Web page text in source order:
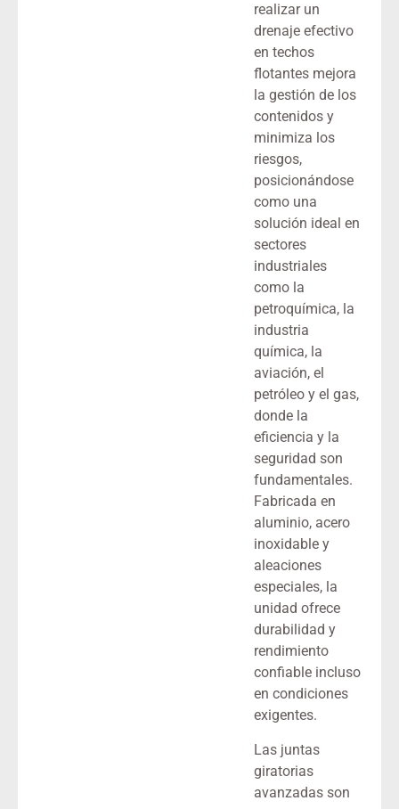
realizar un
drenaje efectivo
en techos
flotantes mejora
la gestión de los
contenidos y
minimiza los
riesgos,
posicionándose
como una
solución ideal en
sectores
industriales
como la
petroquímica, la
industria
química, la
aviación, el
petróleo y el gas,
donde la
eficiencia y la
seguridad son
fundamentales.
Fabricada en
aluminio, acero
inoxidable y
aleaciones
especiales, la
unidad ofrece
durabilidad y
rendimiento
confiable incluso
en condiciones
exigentes.
Las juntas
giratorias
avanzadas son